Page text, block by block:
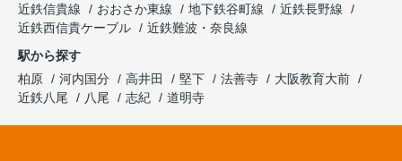
近鉄信貴線
おおさか東線 地下鉄谷町線
近鉄長野線
近鉄西信貴ケーブル
近鉄難波・奈良線
駅から探す
柏原
河内国分 高井田 堅下 法善寺
大阪教育大前
近鉄八尾
八尾 志紀 道明寺